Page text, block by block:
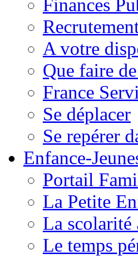
Finances
A votre
Que faire
France
Se déplacer
Se repérer
Enfance-
Portail
La Petite
La scolarité
Le temps